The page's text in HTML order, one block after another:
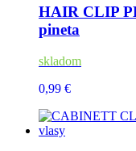
HAIR CLIP
pineta
skladom
0,99 €